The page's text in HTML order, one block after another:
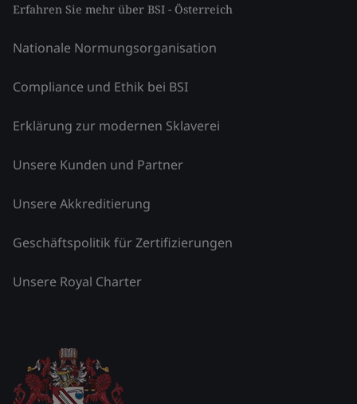
Erfahren Sie mehr über BSI - Österreich
Nationale Normungsorganisation
Compliance und Ethik bei BSI
Erklärung zur modernen Sklaverei
Unsere Kunden und Partner
Unsere Akkreditierung
Geschäftspolitik für Zertifizierungen
Unsere Royal Charter